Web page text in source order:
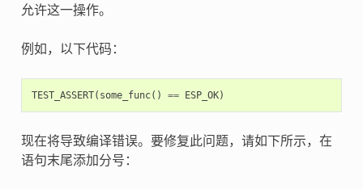
允许这一操作。
例如，以下代码：
TEST_ASSERT( some_func() == ESP_OK)
现在将导致编译错误。要修复此问题，请如下所示，在
语句末尾添加分号：